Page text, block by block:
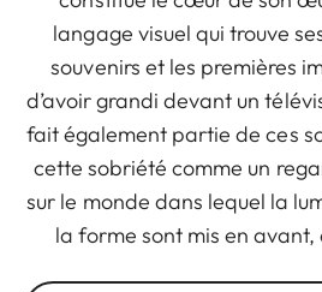
langage visuel qui trouve
souvenirs et les premières
d’avoir grandi devant un
fait également partie de ces
cette sobriété comme un
sur le monde dans lequel la
la forme sont mis en avant,